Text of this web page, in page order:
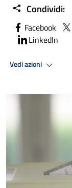
Condividi:
Facebook
LinkedIn
Vedi azioni